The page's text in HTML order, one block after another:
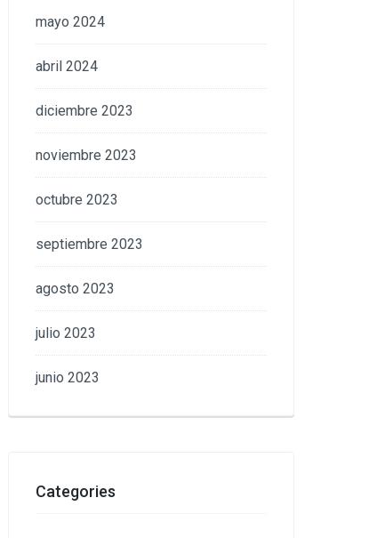
mayo 2024
abril 2024
diciembre 2023
noviembre 2023
octubre 2023
septiembre 2023
agosto 2023
julio 2023
junio 2023
Categories